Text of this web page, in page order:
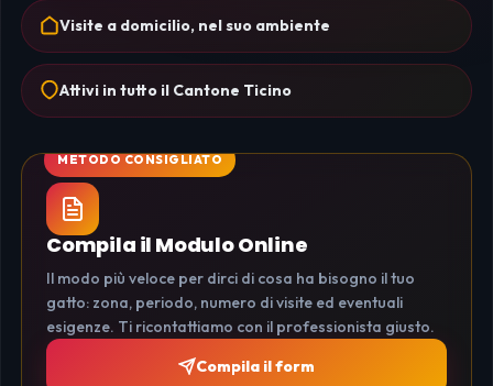
Visite a domicilio, nel suo ambiente
Attivi in tutto il Cantone Ticino
Compila il Modulo Online
Il modo più veloce per dirci di cosa ha bisogno il tuo
gatto: zona, periodo, numero di visite ed eventuali
esigenze. Ti ricontattiamo con il professionista giusto.
Compila il form